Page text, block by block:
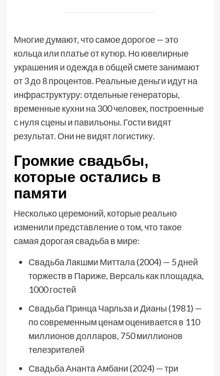
Многие думают, что самое дорогое — это
кольца или платье от кутюр. Но ювелирные
украшения и одежда в общей смете занимают
от 3 до 8 процентов. Реальные деньги идут на
инфраструктуру: отдельные генераторы,
временные кухни на 300 человек, построенные
с нуля сцены и павильоны. Гости видят
результат. Они не видят логистику.
Громкие свадьбы,
которые остались в
памяти
Несколько церемоний, которые реально
изменили представление о том, что такое
самая дорогая свадьба в мире:
Свадьба Лакшми Миттала (2004) — 5 дней
торжеств в Париже, Версаль как площадка,
1000 гостей
Свадьба Принца Чарльза и Дианы (1981) —
по современным ценам оценивается в 110
миллионов долларов, 750 миллионов
телезрителей
Свадьба Ананта Амбани (2024) — три